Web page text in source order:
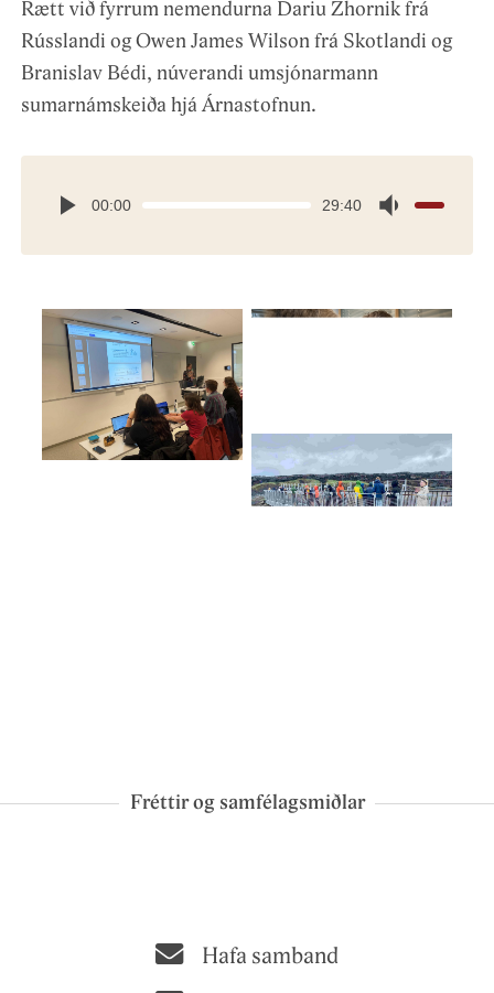
Rætt við fyrrum nemendurna Dariu Zhornik frá
Rússlandi og Owen James Wilson frá Skotlandi og
Branislav Bédi, núverandi umsjónarmann
sumarnámskeiða hjá Árnastofnun.
00:00 29:40
Fréttir og samfélagsmiðlar
Hafa samband